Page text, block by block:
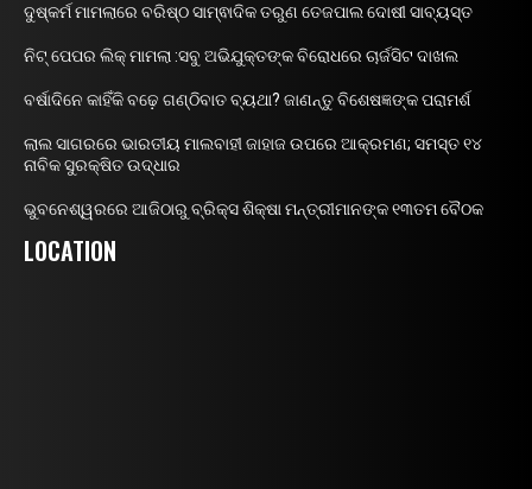
ଦୁଷ୍କର୍ମ ମାମଲାରେ ବରିଷ୍ଠ ସାମ୍ଵାଦିକ ତରୁଣ ତେଜପାଲ ଦୋଷୀ ସାବ୍ୟସ୍ତ
ନିଟ୍ ପେପର ଲିକ୍ ମାମଲା :ସବୁ ଅଭିଯୁକ୍ତଙ୍କ ବିରୋଧରେ ଚାର୍ଜସିଟ ଦାଖଲ
ବର୍ଷାଦିନେ କାହିଁକି ବଢ଼େ ଗଣ୍ଠିବାତ ବ୍ୟଥା? ଜାଣନ୍ତୁ ବିଶେଷଜ୍ଞଙ୍କ ପରାମର୍ଶ
ଲାଲ ସାଗରରେ ଭାରତୀୟ ମାଲବାହୀ ଜାହାଜ ଉପରେ ଆକ୍ରମଣ; ସମସ୍ତ ୧୪
ନାବିକ ସୁରକ୍ଷିତ ଉଦ୍ଧାର
ଭୁବନେଶ୍ୱରରେ ଆଜିଠାରୁ ବ୍ରିକ୍ସ ଶିକ୍ଷା ମନ୍ତ୍ରୀମାନଙ୍କ ୧୩ତମ ବୈଠକ
LOCATION